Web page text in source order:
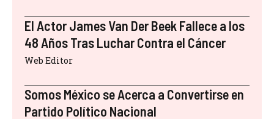
El Actor James Van Der Beek Fallece a los
48 Años Tras Luchar Contra el Cáncer
Web Editor
Somos México se Acerca a Convertirse en
Partido Político Nacional